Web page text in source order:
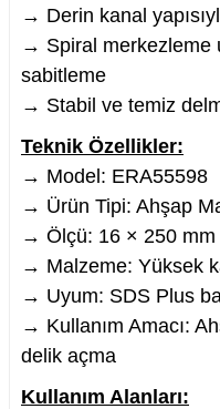
Ucu
ve Lehim Teli
→ Derin kanal
→ Spiral merkezleme
sabitleme
→ Stabil ve temiz
Teknik Özellikler:
→ Model: ERA55598
→ Ürün Tipi: Ahşap
→ Ölçü: 16 × 250 mm
→ Malzeme: Yüksek
→ Uyum: SDS Plus
→ Kullanım Amacı:
delik açma
Kullanım Alanları: